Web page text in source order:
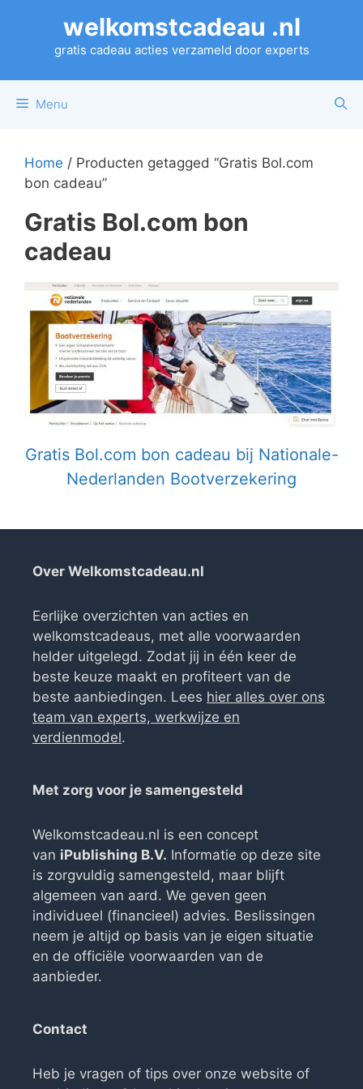
welkomstcadeau .nl
gratis cadeau acties verzameld door experts
Menu
Home / Producten getagged “Gratis Bol.com
bon cadeau”
Gratis Bol.com bon
cadeau
Gratis Bol.com bon cadeau bij Nationale-
Nederlanden Bootverzekering
Over Welkomstcadeau.nl
Eerlijke overzichten van acties en
welkomstcadeaus, met alle voorwaarden
helder uitgelegd. Zodat jij in één keer de
beste keuze maakt en profiteert van de
beste aanbiedingen. Lees hier alles over ons
team van experts, werkwijze en
verdienmodel.
Met zorg voor je samengesteld
Welkomstcadeau.nl is een concept
van iPublishing B.V. Informatie op deze site
is zorgvuldig samengesteld, maar blijft
algemeen van aard. We geven geen
individueel (financieel) advies. Beslissingen
neem je altijd op basis van je eigen situatie
en de officiële voorwaarden van de
aanbieder.
Contact
Heb je vragen of tips over onze website of